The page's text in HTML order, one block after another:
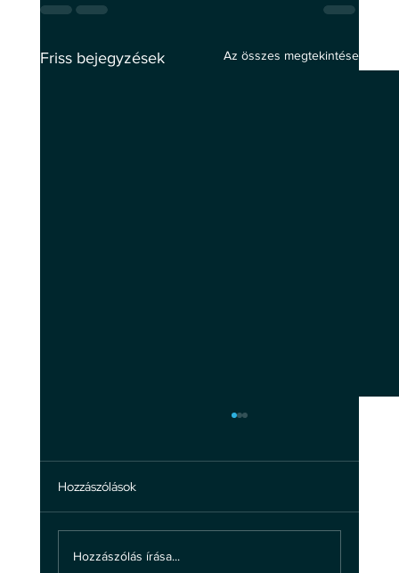
Friss bejegyzések Az összes megtekintése
Hozzászólások
Hozzászólás írása...